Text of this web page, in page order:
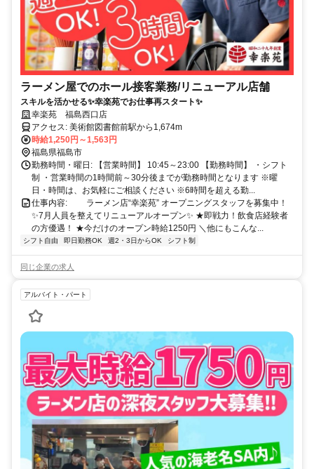
ラーメン屋でのホール接客業務/リニューアル店舗
スキルを活かせる✨幸楽苑でお仕事再スタート✨
幸楽苑 福島西口店
アクセス: 美術館図書館前駅から1,674m
時給1,250円～1,563円
福島県福島市
勤務時間・曜日: 【営業時間】 10:45～23:00 【勤務時間】 ・シフト
制 ・営業時間の1時間前～30分後までが勤務時間となります ※曜
日・時間は、お気軽にご相談ください ※6時間を超える勤...
仕事内容: ラーメン店“幸楽苑” オープニングスタッフを募集中！
✨7月人員を整えてリニューアルオープン✨ ★即戦力！飲食店経験者
の方優遇！ ★今だけのオープン時給1250円 ＼他にもこんな...
シフト自由 即日勤務OK 週2・3日からOK シフト制
同じ企業の求人
アルバイト・パート